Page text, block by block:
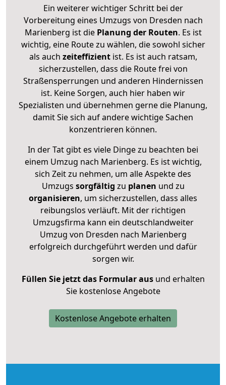
Ein weiterer wichtiger Schritt bei der
Vorbereitung eines Umzugs von Dresden nach
Marienberg ist diePlanung der Routen. Es ist
wichtig, eine Route zu wählen, die sowohl sicher
als auch zeiteffizientist. Es ist auch ratsam,
sicherzustellen, dass die Route frei von
Straßensperrungen und anderen Hindernissen
ist. Keine Sorgen, auch hier haben wir
Spezialisten und übernehmen gerne die Planung,
damit Sie sich auf andere wichtige Sachen
konzentrieren können.
In der Tat gibt es viele Dinge zu beachten bei
einem Umzug nach Marienberg. Es ist wichtig,
sich Zeit zu nehmen, um alle Aspekte des
Umzugs sorgfältig zu planen und zu
organisieren, um sicherzustellen, dass alles
reibungslos verläuft. Mit der richtigen
Umzugsfirma kann ein deutschlandweiter
Umzug von Dresden nach Marienberg
erfolgreich durchgeführt werden und dafür
sorgen wir.
Füllen Sie jetzt das Formular ausund erhalten
Sie kostenlose Angebote
Kostenlose Angebote erhalten